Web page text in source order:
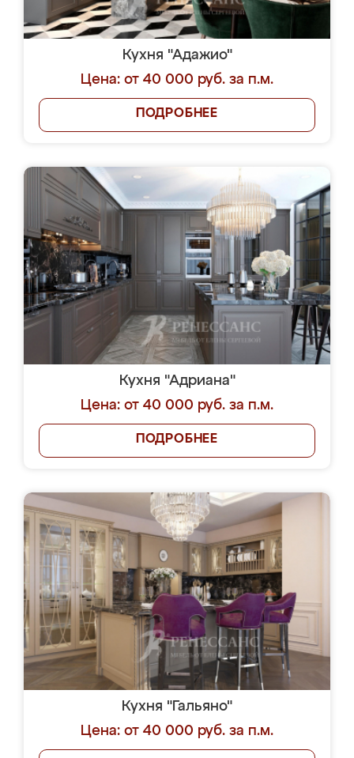
Кухня "Адажио"
Цена: от 40 000 руб. за п.м.
ПОДРОБНЕЕ
Кухня "Адриана"
Цена: от 40 000 руб. за п.м.
ПОДРОБНЕЕ
Кухня "Гальяно"
Цена: от 40 000 руб. за п.м.